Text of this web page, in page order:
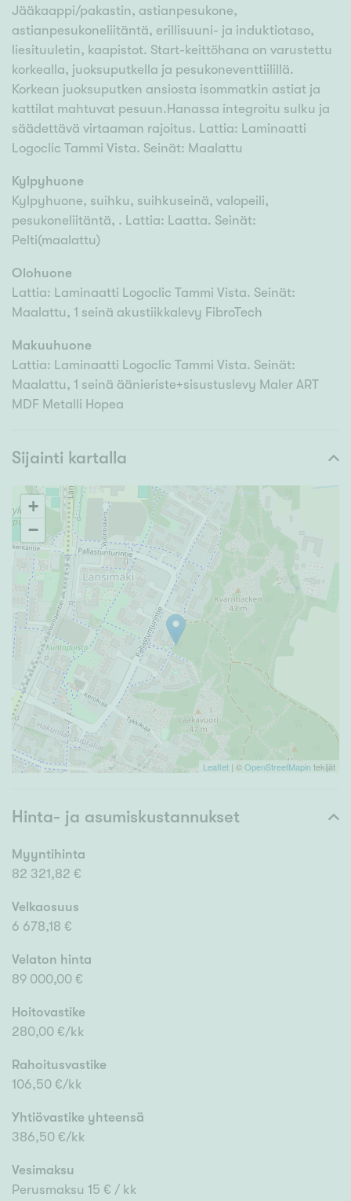
Jääkaappi/pakastin, astianpesukone,
astianpesukoneliitäntä, erillisuuni- ja induktiotaso,
liesituuletin, kaapistot. Start-keittöhana on varustettu
korkealla, juoksuputkella ja pesukoneventtiilillä.
Korkean juoksuputken ansiosta isommatkin astiat ja
kattilat mahtuvat pesuun.Hanassa integroitu sulku ja
säädettävä virtaaman rajoitus. Lattia: Laminaatti
Logoclic Tammi Vista. Seinät: Maalattu
Kylpyhuone
Kylpyhuone, suihku, suihkuseinä, valopeili,
pesukoneliitäntä, . Lattia: Laatta. Seinät:
Pelti(maalattu)
Olohuone
Lattia: Laminaatti Logoclic Tammi Vista. Seinät:
Maalattu, 1 seinä akustiikkalevy FibroTech
Makuuhuone
Lattia: Laminaatti Logoclic Tammi Vista. Seinät:
Maalattu, 1 seinä äänieriste+sisustuslevy Maler ART
MDF Metalli Hopea
Sijainti kartalla
+
−
Leaflet | ©OpenStreetMapintekijät
Hinta- ja asumiskustannukset
Myyntihinta
82 321,82 €
Velkaosuus
6 678,18 €
Velaton hinta
89 000,00 €
Hoitovastike
280,00 €/kk
Rahoitusvastike
106,50 €/kk
Yhtiövastike yhteensä
386,50 €/kk
Vesimaksu
Perusmaksu 15 € / kk